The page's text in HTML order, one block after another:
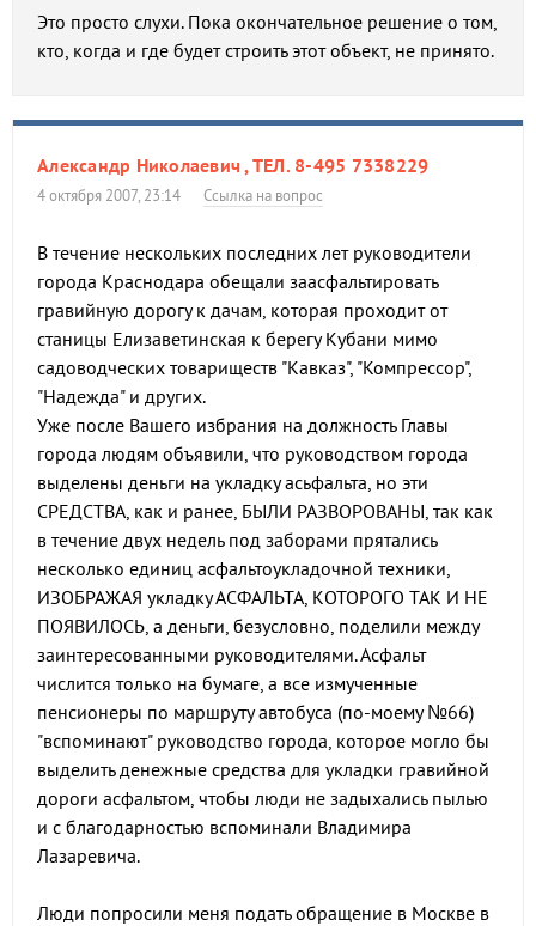
Это просто слухи. Пока окончательное решение о том,
кто, когда и где будет строить этот объект, не принято.
Александр Николаевич , ТЕЛ. 8-495 7338229
4 октября 2007, 23:14 Ссылка на вопрос
В течение нескольких последних лет руководители
города Краснодара обещали заасфальтировать
гравийную дорогу к дачам, которая проходит от
станицы Елизаветинская к берегу Кубани мимо
садоводческих товариществ "Кавказ", "Компрессор",
"Надежда" и других.
Уже после Вашего избрания на должность Главы
города людям объявили, что руководством города
выделены деньги на укладку асьфальта, но эти
СРЕДСТВА, как и ранее, БЫЛИ РАЗВОРОВАНЫ, так как
в течение двух недель под заборами прятались
несколько единиц асфальтоукладочной техники,
ИЗОБРАЖАЯ укладку АСФАЛЬТА, КОТОРОГО ТАК И НЕ
ПОЯВИЛОСЬ, а деньги, безусловно, поделили между
заинтересованными руководителями. Асфальт
числится только на бумаге, а все измученные
пенсионеры по маршруту автобуса (по-моему №66)
"вспоминают" руководство города, которое могло бы
выделить денежные средства для укладки гравийной
дороги асфальтом, чтобы люди не задыхались пылью
и с благодарностью вспоминали Владимира
Лазаревича.
Люди попросили меня подать обращение в Москве в